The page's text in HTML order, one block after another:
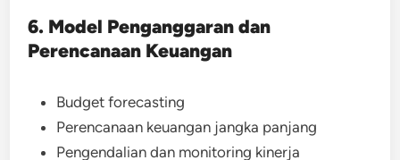
6. Model Penganggaran dan
Perencanaan Keuangan
Budget forecasting
Perencanaan keuangan jangka panjang
Pengendalian dan monitoring kinerja